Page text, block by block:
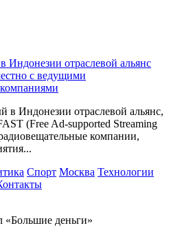
Индонезии отраслевой альянс
с ведущими
в Индонезии отраслевой альянс,
(Free Ad-supported Streaming
компании,
Спорт Москва Технологии
«Большие деньги»